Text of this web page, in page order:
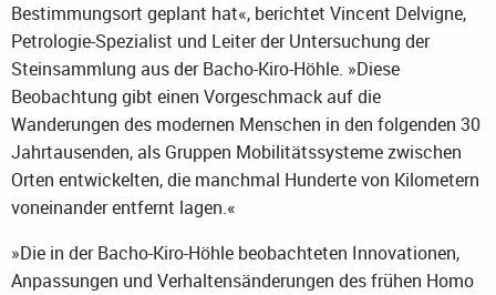
Bestimmungsort geplant hat«, berichtet Vincent Delvigne,
Petrologie-Spezialist und Leiter der Untersuchung der
Steinsammlung aus der Bacho-Kiro-Höhle. »Diese
Beobachtung gibt einen Vorgeschmack auf die
Wanderungen des modernen Menschen in den folgenden 30
Jahrtausenden, als Gruppen Mobilitätssysteme zwischen
Orten entwickelten, die manchmal Hunderte von Kilometern
voneinander entfernt lagen.«
»Die in der Bacho-Kiro-Höhle beobachteten Innovationen,
Anpassungen und Verhaltensänderungen des frühen Homo